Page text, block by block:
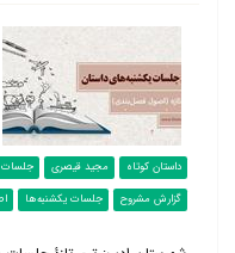
داستان کوتاه مجید قیصری جلسات
گزارش مشروح
جلسات یکشنبه‌ها